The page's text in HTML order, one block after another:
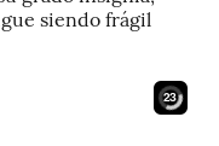
siendo frágil
22